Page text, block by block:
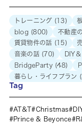
トレーニング (13)
blog (800) 不動産
賃貸物件の話 (15)
音楽の話(70) DIY
BridgeParty(48)
暮らし・ライフプラン
Tag
AT&T Christmas
Prince & Beyonce